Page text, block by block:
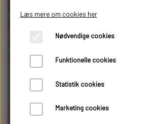
Læs mere om cookies her
Nødvendige cookies
Funktionelle cookies
Statistik cookies
Marketing cookies